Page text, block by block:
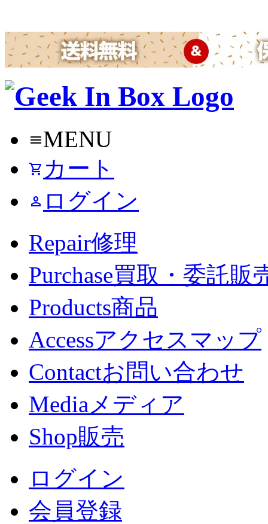
menuMENU
shopping_cart カート
person ログイン
Repair修理
Purchase買取・委託販
Products商品
Accessアクセスマップ
Contactお問い合わせ
Mediaメディア
Shop販売
ログイン
会員登録